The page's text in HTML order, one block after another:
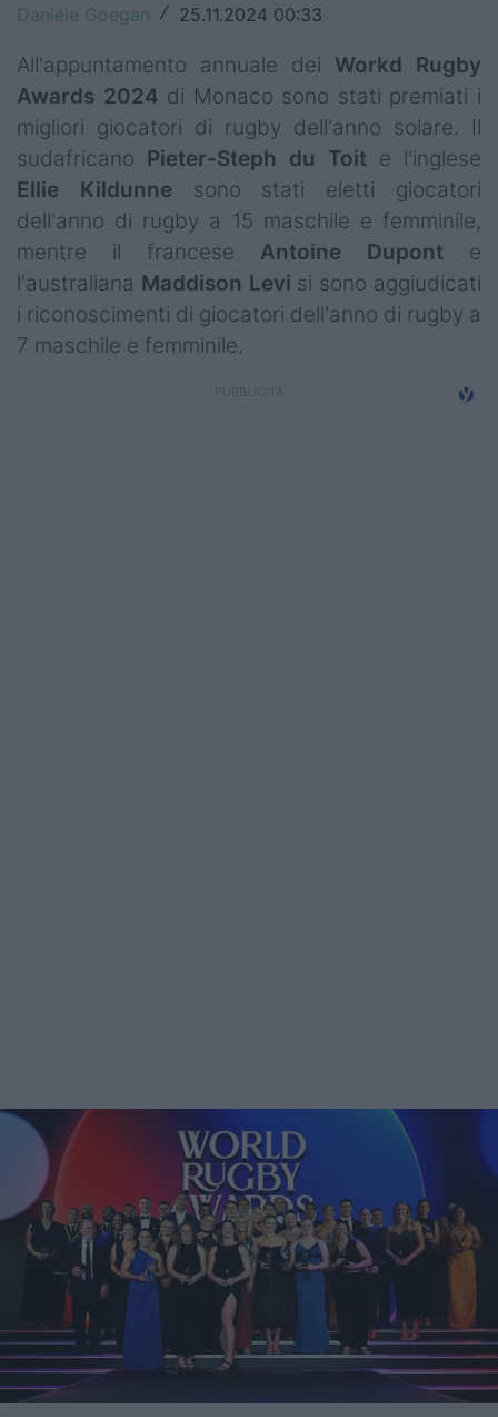
Rugby World Cup
Super Rugby
Rugby in TV
Mercato
Serie A Elite
Campionati
Daniele Goegan / 25.11.2024 00:33
All'appuntamento annuale dei Workd Rugby
Awards 2024 di Monaco sono stati premiati i
migliori giocatori di rugby dell'anno solare. Il
sudafricano Pieter-Steph du Toit e l'inglese
Ellie Kildunne sono stati eletti giocatori
dell'anno di rugby a 15 maschile e femminile,
mentre il francese Antoine Dupont e
l'australiana Maddison Levi si sono aggiudicati
i riconoscimenti di giocatori dell'anno di rugby a
7 maschile e femminile.